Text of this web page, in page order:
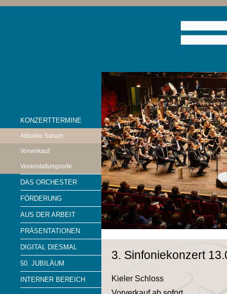
KONZERTTERMINE
Aktuelle Saison
Vorverkauf
Veranstaltungsorte
DAS ORCHESTER
FÖRDERUNG
AUS DER ARBEIT
PRÄSENTATIONEN
DIGITAL DIESMAL
50. JUBILÄUM
INTERNER BEREICH
3. Sinfoniekonzert
Kieler Schloss